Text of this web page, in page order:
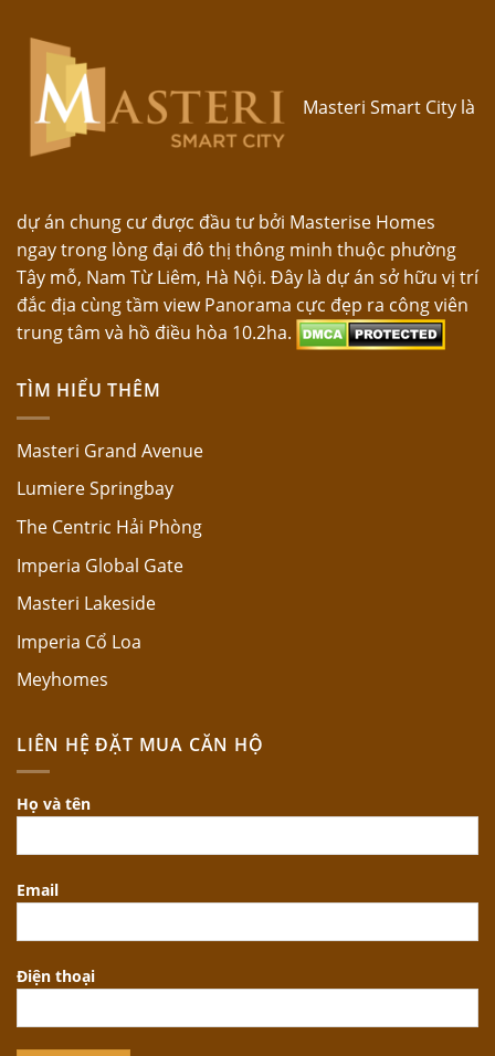
Masteri Smart City là
dự án chung cư được đầu tư bởi Masterise Homes
ngay trong lòng đại đô thị thông minh thuộc phường
Tây mỗ, Nam Từ Liêm, Hà Nội. Đây là dự án sở hữu vị trí
đắc địa cùng tầm view Panorama cực đẹp ra công viên
trung tâm và hồ điều hòa 10.2ha.
TÌM HIỂU THÊM
Masteri Grand Avenue
Lumiere Springbay
The Centric Hải Phòng
Imperia Global Gate
Masteri Lakeside
Imperia Cổ Loa
Meyhomes
LIÊN HỆ ĐẶT MUA CĂN HỘ
Họ và tên
Email
Điện thoại